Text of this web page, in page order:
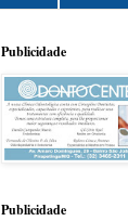
Publicidade
Publicidade